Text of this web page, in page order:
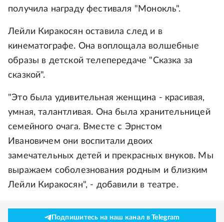
получила награду фестиваля "Монокль".
Лейли Киракосян оставила след и в
кинематографе. Она воплощала волшебные
образы в детской телепередаче "Сказка за
сказкой".
"Это была удивительная женщина - красивая,
умная, талантливая. Она была хранительницей
семейного очага. Вместе с Эрнстом
Ивановичем они воспитали двоих
замечательных детей и прекрасных внуков. Мы
выражаем соболезнования родным и близким
Лейли Киракосян", - добавили в театре.
Подпишитесь на наш канал в Telegram